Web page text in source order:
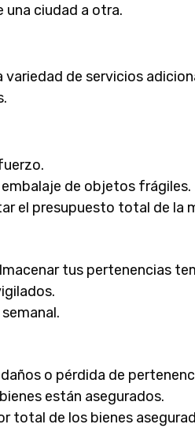
una ciudad a otra.
de servicios
de objetos frágiles.
el presupuesto total de la
tus pertenencias
o pérdida de
están asegurados.
total de los bienes